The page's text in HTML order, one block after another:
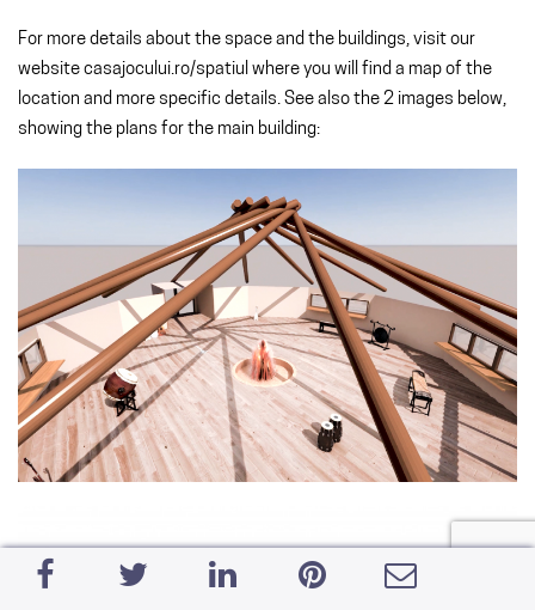
For more details about the space and the buildings, visit our
website casajocului.ro/spatiul where you will find a map of the
location and more specific details. See also the 2 images below,
showing the plans for the main building: